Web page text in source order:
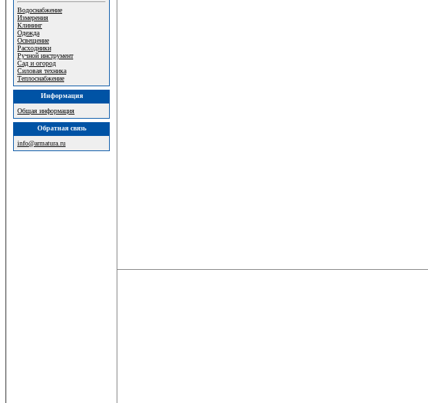
Водоснабжение
Измерения
Клининг
Одежда
Освещение
Расходники
Ручной инструмент
Сад и огород
Силовая техника
Теплоснабжение
Информация
Общая информация
Обратная связь
info@armatura.ru